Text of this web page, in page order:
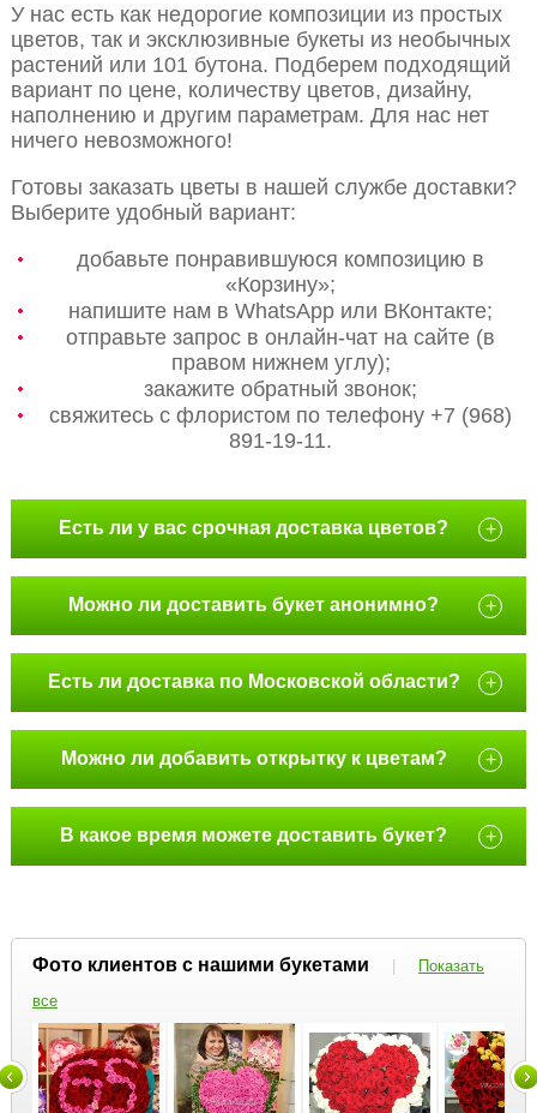
У нас есть как недорогие композиции из простых
цветов, так и эксклюзивные букеты из необычных
растений или 101 бутона. Подберем подходящий
вариант по цене, количеству цветов, дизайну,
наполнению и другим параметрам. Для нас нет
ничего невозможного!
Готовы заказать цветы в нашей службе доставки?
Выберите удобный вариант:
добавьте понравившуюся композицию в
«Корзину»;
напишите нам в WhatsApp или ВКонтакте;
отправьте запрос в онлайн-чат на сайте (в
правом нижнем углу);
закажите обратный звонок;
свяжитесь с флористом по телефону +7 (968)
891-19-11.
Есть ли у вас срочная доставка цветов? +
Можно ли доставить букет анонимно? +
Есть ли доставка по Московской области? +
Можно ли добавить открытку к цветам? +
В какое время можете доставить букет? +
Фото клиентов с нашими букетами |
Показать
все